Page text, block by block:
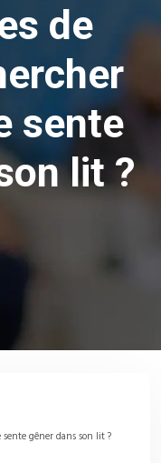
de
sente
lit ?
gêner dans son lit ?